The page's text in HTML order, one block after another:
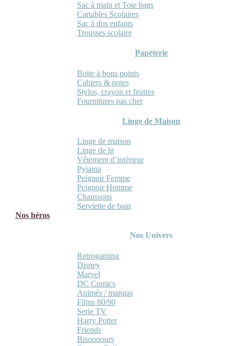
Sac à main et Tote bags
Cartables Scolaires
Sac à dos enfants
Trousses scolaire
Papèterie
Boite à bons points
Cahiers & notes
Stylos, crayon et feutres
Fournitures pas cher
Linge de Maison
Linge de maison
Linge de lit
Vêtement d’intérieur
Pyjama
Peignoir Femme
Peignoir Homme
Chaussons
Serviette de bain
Nos héros
Nos Univers
Retrogaming
Disney
Marvel
DC Comics
Animés / mangas
Films 80/90
Serie TV
Harry Potter
Friends
Bisounours